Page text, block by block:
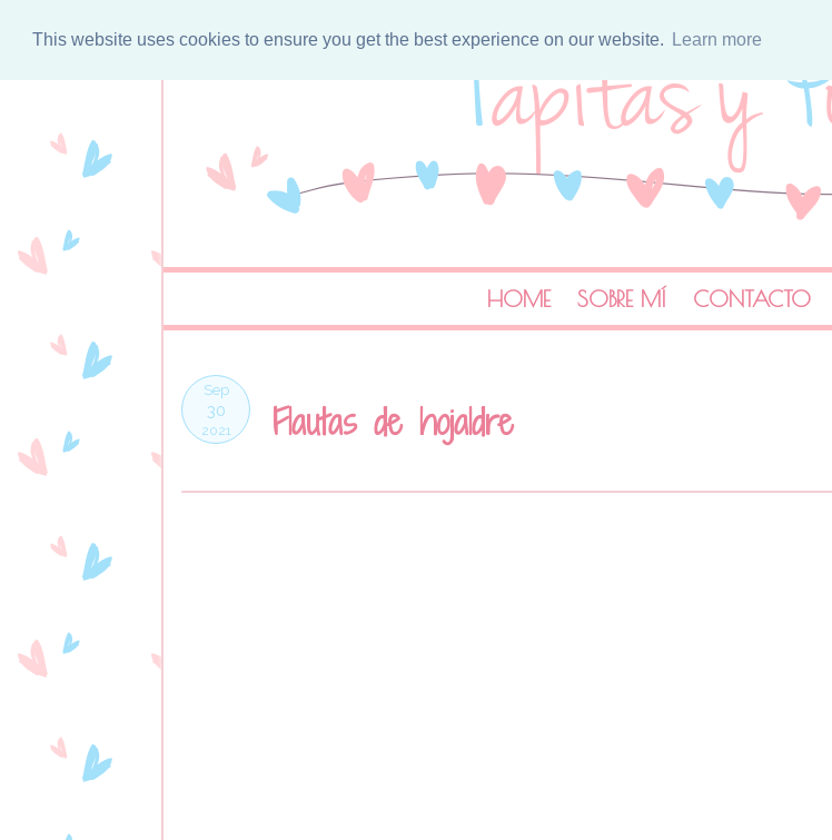
This website uses cookies to ensure you get the best experience on our website. Learn more
HOME SOBRE MÍ CONTACTO
Sep
30
2021 Flautas de hojaldre